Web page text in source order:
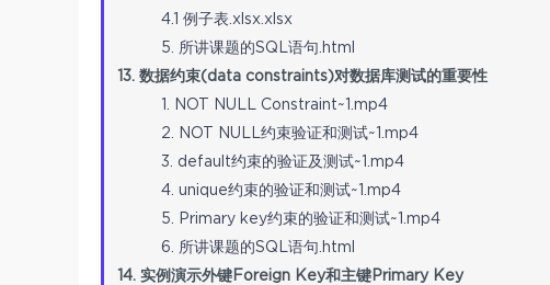
4.1 例子表.xlsx.xlsx
5. 所讲课题的SQL语句.html
13. 数据约束(data constraints)对数据库测试的重要性
1. NOT NULL Constraint~1.mp4
2. NOT NULL约束验证和测试~1.mp4
3. default约束的验证及测试~1.mp4
4. unique约束的验证和测试~1.mp4
5. Primary key约束的验证和测试~1.mp4
6. 所讲课题的SQL语句.html
14. 实例演示外键Foreign Key和主键Primary Key